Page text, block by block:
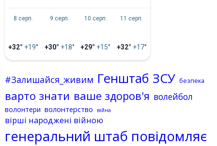
8 серп.
+32° +19°
9 серп.
+30° +18°
10 серп.
+29° +15°
11 серп.
+32° +17°
#Залишайся_живим Генштаб ЗСУ безпека
варто знати ваше здоров'я волейбол
волонтери волонтерство війна
вірші народжені війною
генеральний штаб повідомляє